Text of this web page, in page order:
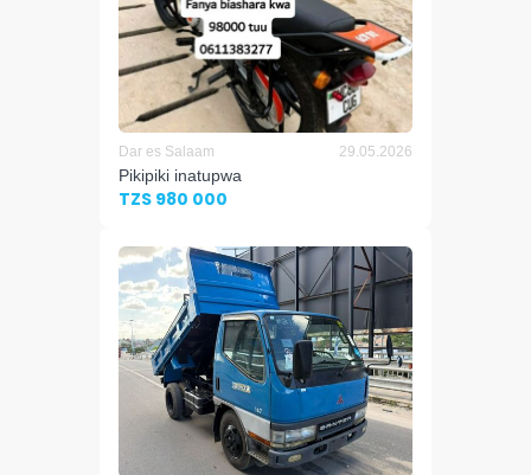
Dar es Salaam 29.05.2026
Pikipiki inatupwa
TZS 980 000